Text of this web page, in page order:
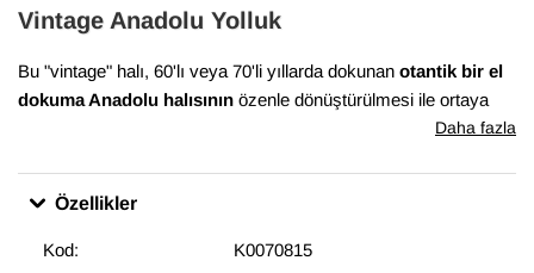
Vintage Anadolu Yolluk
Bu "vintage" halı, 60'lı veya 70'li yıllarda dokunan otantik bir el
dokuma Anadolu halısının özenle dönüştürülmesi ile ortaya
çıkmıştır. Bu dönüşüm süreci, Anadolu'nun birçok yöresinde
düşürmek için el makineleri ile traşlanan halıların gerekli
bakımları yapılarak satışa sunulur. Bu muhteşem dönüşüm,
Daha fazla
Özellikler
Kod:
K0070815